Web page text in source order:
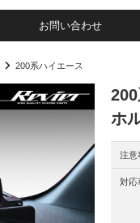
お問い合わせ
200系ハイエース
ホ
注意
対応